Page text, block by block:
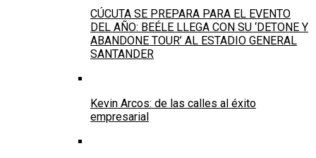
CÚCUTA SE PREPARA PARA EL EVENTO
DEL AÑO: BEÉLE LLEGA CON SU ‘DETONE Y
ABANDONE TOUR’ AL ESTADIO GENERAL
SANTANDER
Kevin Arcos: de las calles al éxito
empresarial